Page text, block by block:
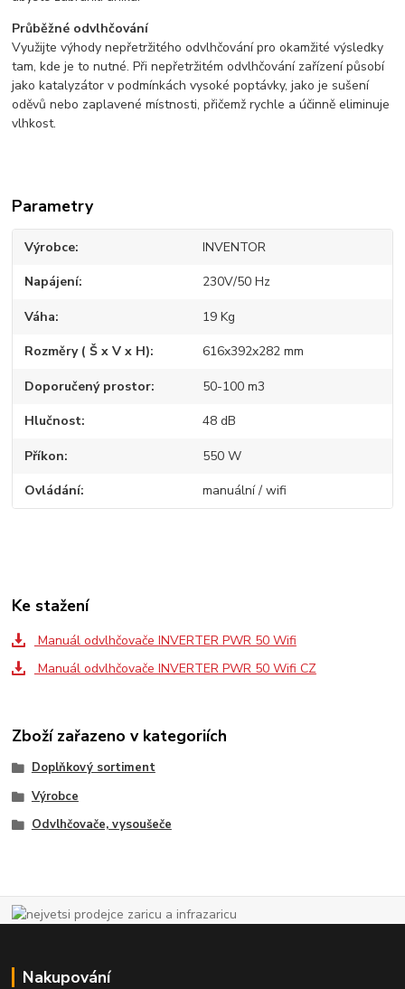
Průběžné odvlhčování
Využijte výhody nepřetržitého odvlhčování pro okamžité výsledky
tam, kde je to nutné. Při nepřetržitém odvlhčování zařízení působí
jako katalyzátor v podmínkách vysoké poptávky, jako je sušení
oděvů nebo zaplavené místnosti, přičemž rychle a účinně eliminuje
vlhkost.
Parametry
Výrobce INVENTOR
Napájení 230V/50 Hz
Váha 19 Kg
Rozměry ( Š x V x H) 616x392x282 mm
Doporučený prostor 50-100 m3
Hlučnost 48 dB
Příkon 550 W
Ovládání manuální / wifi
Ke stažení
Manuál odvlhčovače INVERTER PWR 50 Wifi
Manuál odvlhčovače INVERTER PWR 50 Wifi CZ
Zboží zařazeno v kategoriích
Doplňkový sortiment
Výrobce
Odvlhčovače, vysoušeče
Nakupování